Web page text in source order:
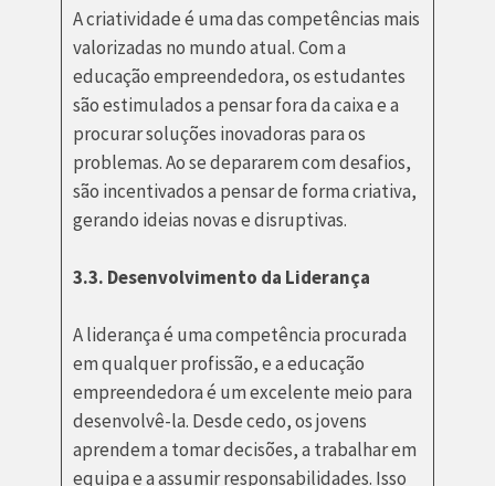
A criatividade é uma das competências mais
valorizadas no mundo atual. Com a
educação empreendedora, os estudantes
são estimulados a pensar fora da caixa e a
procurar soluções inovadoras para os
problemas. Ao se depararem com desafios,
são incentivados a pensar de forma criativa,
gerando ideias novas e disruptivas.
3.3. Desenvolvimento da Liderança
A liderança é uma competência procurada
em qualquer profissão, e a educação
empreendedora é um excelente meio para
desenvolvê-la. Desde cedo, os jovens
aprendem a tomar decisões, a trabalhar em
equipa e a assumir responsabilidades. Isso